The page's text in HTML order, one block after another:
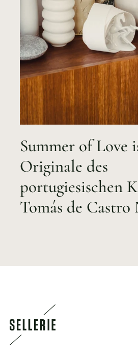
Summer of Love
Originale des
portugiesischen
Tomás de Castro